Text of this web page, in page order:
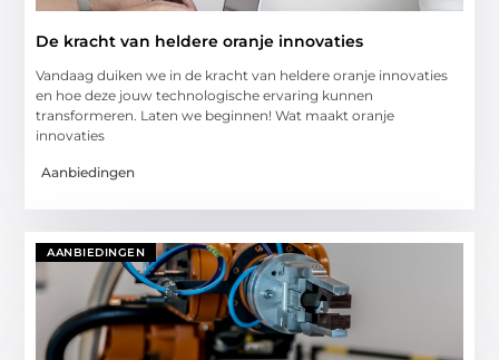
De kracht van heldere oranje innovaties
Vandaag duiken we in de kracht van heldere oranje innovaties
en hoe deze jouw technologische ervaring kunnen
transformeren. Laten we beginnen! Wat maakt oranje
innovaties
Aanbiedingen
AANBIEDINGEN